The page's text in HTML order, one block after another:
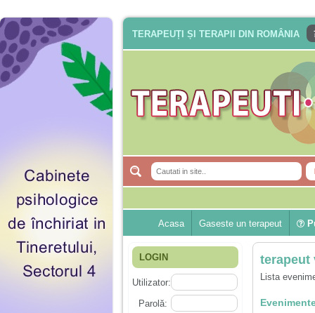
TERAPEUȚI ȘI TERAPII DIN ROMÂNIA
Acasa Gaseste un terapeut
LOGIN
Utilizator:
Parolă:
terapeut
Lista